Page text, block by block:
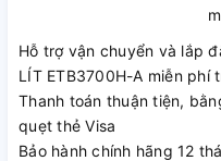
Hỗ trợ vận chuyển và lắp
LÍT ETB3700H-A miễn phí
Thanh toán thuận tiện,
quẹt thẻ Visa
Bảo hành chính hãng 12